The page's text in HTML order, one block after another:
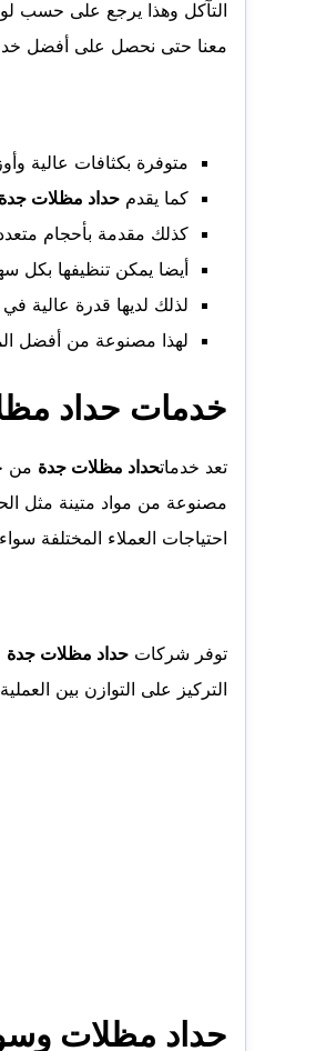
التآكل وهذا يرجع على حسب
معنا حتى نحصل على أفضل
متوفرة بكثافات عالية
كما يقدم حداد مظلات جدة
كذلك مقدمة بأحجام
أيضا يمكن تنظيفها بكل
لذلك لديها قدرة عالية
لهذا مصنوعة من أفضل
خدمات حداد
تعد خدماتحداد مظلات جدة من
مصنوعة من مواد متينة مثل
احتياجات العملاء المختلفة
توفر شركات حداد مظلات جدة
التركيز على التوازن بين
حداد مظلات